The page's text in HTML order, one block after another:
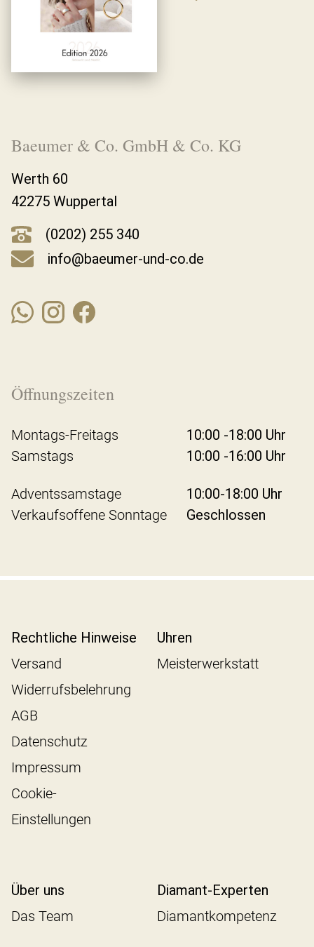
Baeumer & Co. GmbH & Co. KG
Werth 60
42275 Wuppertal
(0202) 255 340
info@baeumer-und-co.de
Öffnungszeiten
Montags-Freitags
10:00 -18:00 Uhr
Samstags
10:00 -16:00 Uhr
Adventssamstage
10:00-18:00 Uhr
Verkaufsoffene Sonntage
Geschlossen
Rechtliche Hinweise
Versand
Widerrufsbelehrung
AGB
Datenschutz
Impressum
Cookie-
Einstellungen
Uhren
Meisterwerkstatt
Über uns
Das Team
Diamant-Experten
Diamantkompetenz